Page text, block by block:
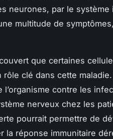
neurones, par le système
multitude de
que certaines
rôle clé dans cette
contre les
nerveux chez les
pourrait permettre de
la réponse immunitaire